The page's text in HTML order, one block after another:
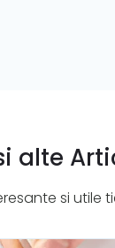
alte
si utile